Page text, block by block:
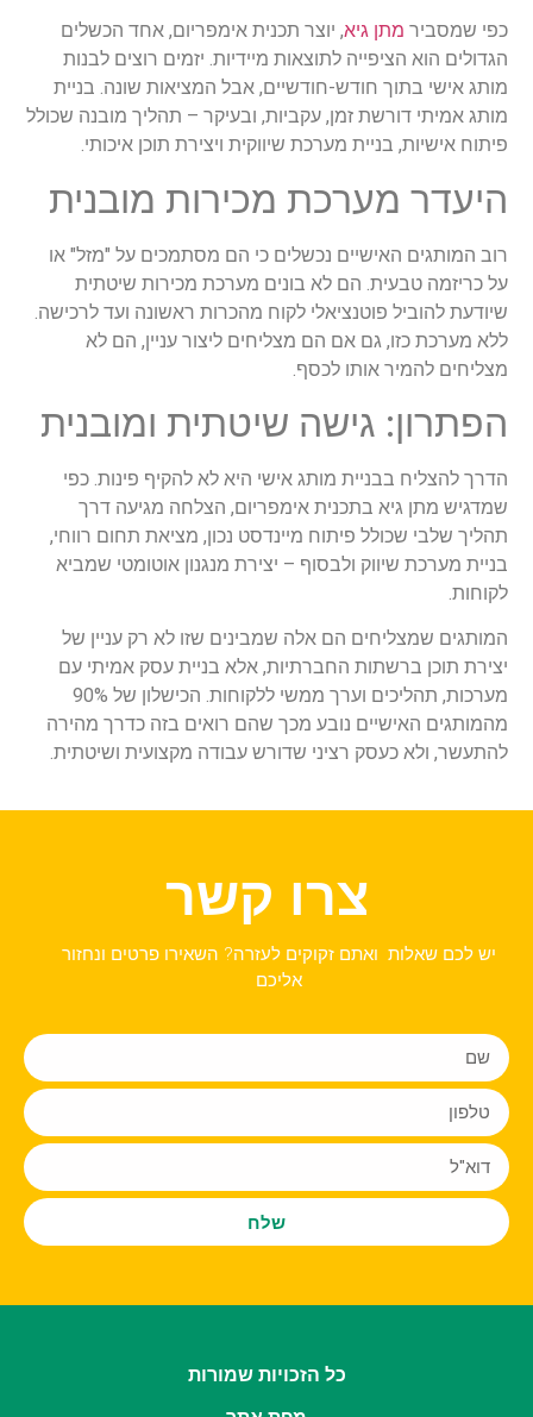
כפי שמסביר מתן גיא, יוצר תכנית אימפריום, אחד הכשלים
הגדולים הוא הציפייה לתוצאות מיידיות. יזמים רוצים לבנות
מותג אישי בתוך חודש-חודשיים, אבל המציאות שונה. בניית
מותג אמיתי דורשת זמן, עקביות, ובעיקר – תהליך מובנה שכולל
פיתוח אישיות, בניית מערכת שיווקית ויצירת תוכן איכותי.
היעדר מערכת מכירות מובנית
רוב המותגים האישיים נכשלים כי הם מסתמכים על "מזל" או
על כריזמה טבעית. הם לא בונים מערכת מכירות שיטתית
שיודעת להוביל פוטנציאלי לקוח מהכרות ראשונה ועד לרכישה.
ללא מערכת כזו, גם אם הם מצליחים ליצור עניין, הם לא
מצליחים להמיר אותו לכסף.
הפתרון: גישה שיטתית ומובנית
הדרך להצליח בבניית מותג אישי היא לא להקיף פינות. כפי
שמדגיש מתן גיא בתכנית אימפריום, הצלחה מגיעה דרך
תהליך שלבי שכולל פיתוח מיינדסט נכון, מציאת תחום רווחי,
בניית מערכת שיווק ולבסוף – יצירת מנגנון אוטומטי שמביא
לקוחות.
המותגים שמצליחים הם אלה שמבינים שזו לא רק עניין של
יצירת תוכן ברשתות החברתיות, אלא בניית עסק אמיתי עם
מערכות, תהליכים וערך ממשי ללקוחות. הכישלון של 90%
מהמותגים האישיים נובע מכך שהם רואים בזה כדרך מהירה
להתעשר, ולא כעסק רציני שדורש עבודה מקצועית ושיטתית.
צרו קשר
יש לכם שאלות ואתם זקוקים לעזרה? השאירו פרטים ונחזור
אליכם
שלח
כל הזכויות שמורות